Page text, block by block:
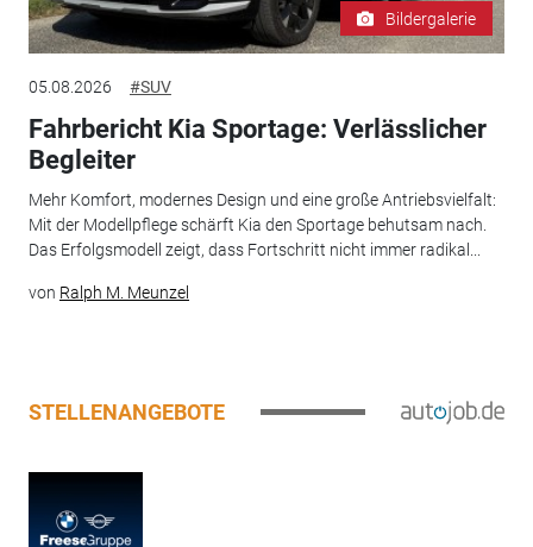
Bildergalerie
05.08.2026 #SUV
Fahrbericht Kia Sportage: Verlässlicher
Begleiter
Mehr Komfort, modernes Design und eine große Antriebsvielfalt:
Mit der Modellpflege schärft Kia den Sportage behutsam nach.
Das Erfolgsmodell zeigt, dass Fortschritt nicht immer radikal...
von Ralph M. Meunzel
STELLENANGEBOTE